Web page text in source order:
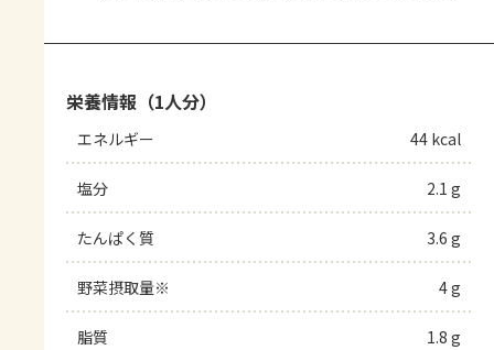
栄養情報（1人分）
エネルギー 44 kcal
塩分 2.1 g
たんぱく質 3.6 g
野菜摂取量※ 4 g
脂質 1.8 g